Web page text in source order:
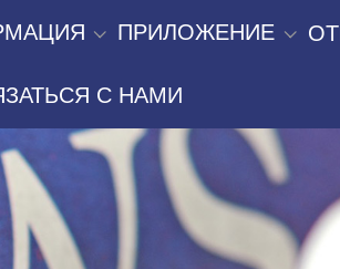
ПРИЛОЖЕНИЕ
С НАМИ